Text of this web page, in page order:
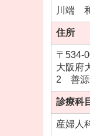
川端
住所
〒 534-
大阪府
2 善源
診療科
産婦人